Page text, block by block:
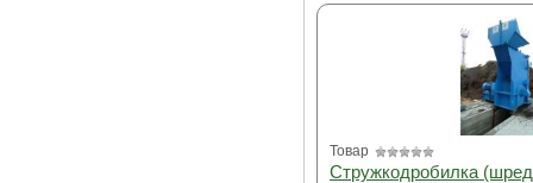
Товар
Стружкодробилка